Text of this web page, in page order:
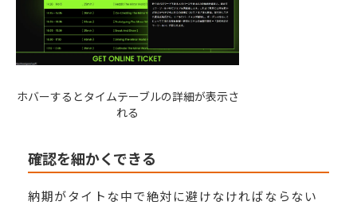
ホバーするとタイムテーブルの詳細が表示さ
れる
確認を細かくできる
納期がタイトな中で絶対に避けなければならない